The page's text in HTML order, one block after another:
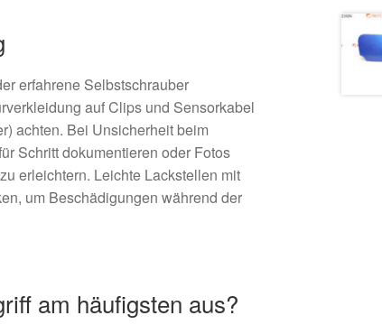
erfahrene Selbstschrauber
auf Clips und Sensorkabel
achten. Bei Unsicherheit beim
Schritt dokumentieren oder Fotos
erleichtern. Leichte Lackstellen mit
um Beschädigungen während der
am häufigsten aus?